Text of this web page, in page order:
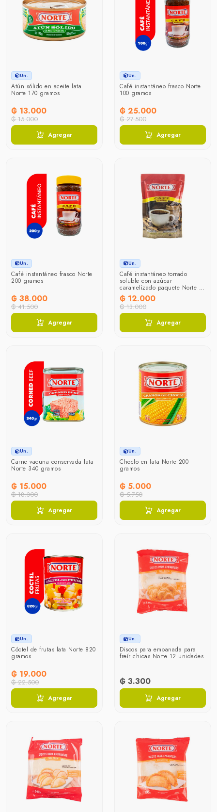
Un.
Atún sólido en aceite lata
Norte 170 gramos
₲ 13.000
₲ 15.000
Agregar
Un.
Café instantáneo frasco Norte
100 gramos
₲ 25.000
₲ 27.500
Agregar
Un.
Café instantáneo frasco Norte
200 gramos
₲ 38.000
₲ 41.500
Agregar
Un.
Café instantáneo torrado
soluble con azúcar
caramelizado paquete Norte 50
gramos
₲ 12.000
₲ 13.000
Agregar
Un.
Carne vacuna conservada lata
Norte 340 gramos
₲ 15.000
₲ 18.300
Agregar
Un.
Choclo en lata Norte 200
gramos
₲ 5.000
₲ 5.750
Agregar
Un.
Cóctel de frutas lata Norte 820
gramos
₲ 19.000
₲ 22.500
Agregar
Un.
Discos para empanada para
freír chicas Norte 12 unidades
₲ 3.300
Agregar